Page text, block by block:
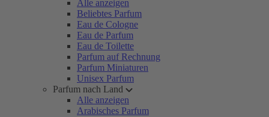
Alle anzeigen
Beliebtes Parfum
Eau de Cologne
Eau de Parfum
Eau de Toilette
Parfum auf Rechnung
Parfum Miniaturen
Unisex Parfum
Parfum nach Land
Alle anzeigen
Arabisches Parfum